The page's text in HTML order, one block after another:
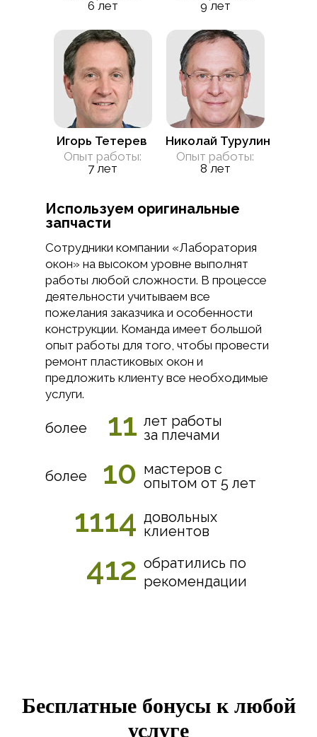
Используем оригинальные
запчасти
Сотрудники компании «Лаборатория
окон» на высоком уровне выполнят
работы любой сложности. В процессе
деятельности учитываем все
пожелания заказчика и особенности
конструкции. Команда имеет большой
опыт работы для того, чтобы провести
ремонт пластиковых окон и
предложить клиенту все необходимые
услуги.
более 11 лет работы
за плечами
1114 довольных
клиентов
более 10 мастеров с
опытом от 5 лет
412 обратились по
рекомендации
6 лет
9 лет
Игорь Тетерев
Опыт работы:
7 лет
Николай Турулин
Опыт работы:
8 лет
Бесплатные бонусы к любой
услуге